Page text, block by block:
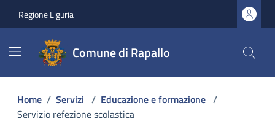
Regione Liguria
Comune di Rapallo
Home / Servizi / Educazione e formazione /
Servizio refezione scolastica